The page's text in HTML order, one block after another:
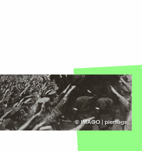
© IMAGO | piemags